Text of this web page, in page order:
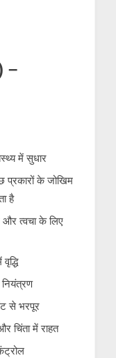
–
में सुधार
के जोखिम
है
और त्वचा के लिए
से भरपूर
चिंता में राहत